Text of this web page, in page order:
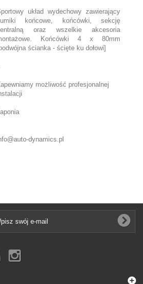
układ wydechowy zawierający
końcowe, końcówki, sekcję
oraz wszelkie akcesoria
Końcówki 4 x 80mm
ścianka - ścięte ku dołowi]
możliwość profesjonalnej
dynamics.pl